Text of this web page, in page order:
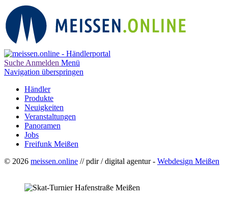
Suche Anmelden Menü
Navigation überspringen
Händler
Produkte
Neuigkeiten
Veranstaltungen
Panoramen
Jobs
Freifunk Meißen
© 2026 meissen.online // pdir / digital agentur - Webdesign Meißen